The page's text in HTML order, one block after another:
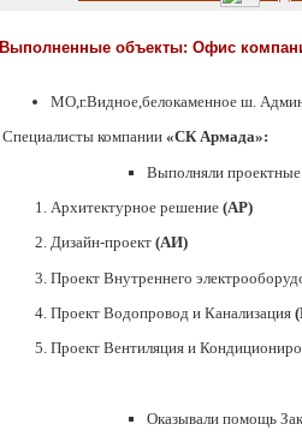
Выполненные объекты: Офис
МО,г.Видное,белокаменное ш.
Специалисты компании «СК Армада»:
Выполняли проектные
Архитектурное решение (АР)
Дизайн-проект (АИ)
Проект Внутреннего
Проект Водопровод и Канализация
Проект Вентиляция и
Оказывали помощь